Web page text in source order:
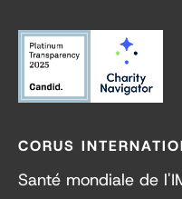
CORUS
Santé mondiale de